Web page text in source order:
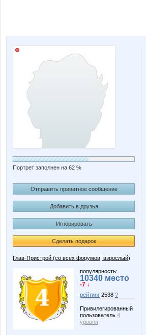
Портрет заполнен на 62 %
Отправить приватное сообщение
Добавить в друзья
Игнорировать
Сделать подарок
Глав-Пристрой (со всех форумов, взрослый)
популярность:
10340 место
-7 ↓
рейтинг 2538 ?
Привилегированный
пользователь 4
уровня